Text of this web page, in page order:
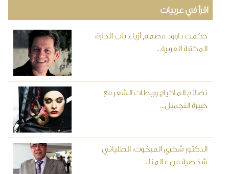
اقرأ في عربيات
حكمت داوود مصمم أزياء باب الحارة:
المكتبة العربية...
نصائح الماكياج وربطات الشعر مع
خبيرة التجميل...
الدكتور شكري المبخوت: الطلياني
شخصية من عالمنا...